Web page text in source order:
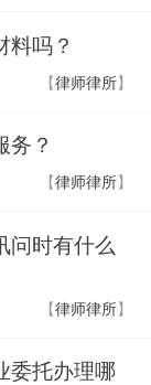
料吗？
【律师律所】
务？
【律师律所】
问时有什么
【律师律所】
委托办理哪